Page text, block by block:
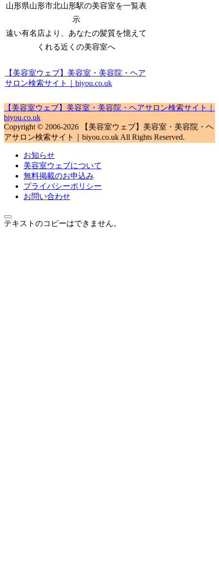
山形県山形市北山形駅の美容室を一覧表
示
遠い有名店より、あなたの髪質を憶えて
くれる近くの美容室へ
【美容室ウェブ】美容室・美容院・ヘア
サロン検索サイト｜biyou.co.uk
【美容室ウェブ】美容室・美容院・ヘアサロン検索サイト｜
biyou.co.uk
Copyright © 2006-2026 【美容室ウェブ】美容室・美容院・ヘ
アサロン検索サイト｜biyou.co.uk All Rights Reserved.
お知らせ
美容室ウェブについて
無料掲載のお申込み
プライバシーポリシー
お問い合わせ
テキストのコピーはできません。